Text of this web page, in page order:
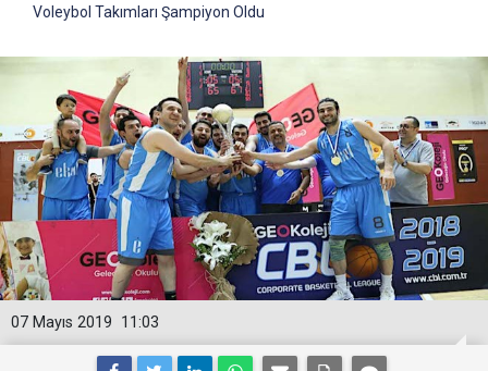
Voleybol Takımları Şampiyon Oldu
11:03
07 Mayıs 2019